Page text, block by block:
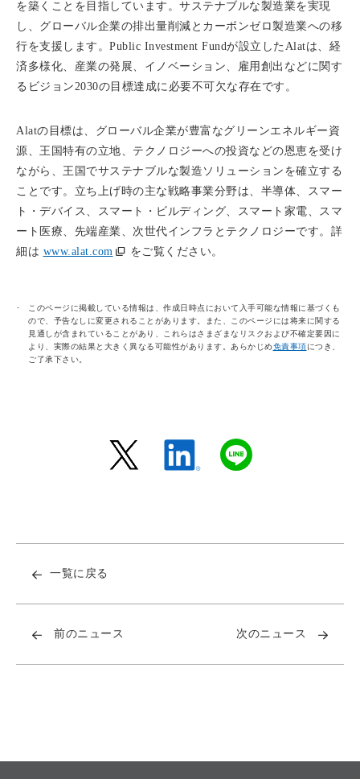
を築くことを目指しています。サステナブルな製造業を実現
し、グローバル企業の排出量削減とカーボンゼロ製造業への移
行を支援します。Public Investment Fundが設立したAlatは、経
済多様化、産業の発展、イノベーション、雇用創出などに関す
るビジョン2030の目標達成に必要不可欠な存在です。
Alatの目標は、グローバル企業が豊富なグリーンエネルギー資
源、王国特有の立地、テクノロジーへの投資などの恩恵を受け
ながら、王国でサステナブルな製造ソリューションを確立する
ことです。立ち上げ時の主な戦略事業分野は、半導体、スマー
ト・デバイス、スマート・ビルディング、スマート家電、スマ
ート医療、先端産業、次世代インフラとテクノロジーです。詳
細は www.alat.com をご覧ください。
このページに掲載している情報は、作成日時点において入手可能な情報に基づくも
ので、予告なしに変更されることがあります。また、このページには将来に関する
見通しが含まれていることがあり、これらはさまざまなリスクおよび不確定要因に
より、実際の結果と大きく異なる可能性があります。あらかじめ免責事項につき、
ご了承下さい。
一覧に戻る
前のニュース 次のニュース